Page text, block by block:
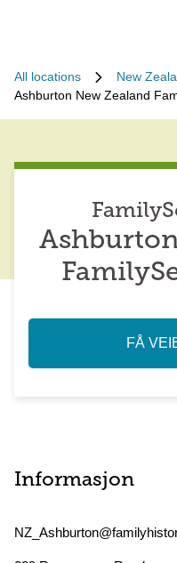
All locations New
Ashburton New Zealand
FÅ
Informasjon